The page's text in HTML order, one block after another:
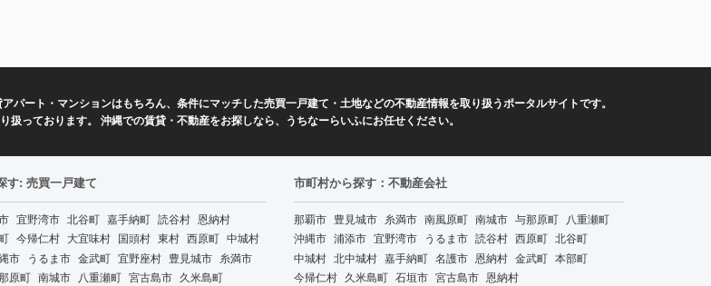
パート・マンションはもちろん、条件にマッチした売買一戸建て・土地などの不動産情報を取り扱うポータルサイトです。
っております。 沖縄での賃貸・不動産をお探しなら、うちなーらいふにお任せください。
す: 売買一戸建て
宜野湾市 北谷町 嘉手納町 読谷村 恩納村
今帰仁村 大宜味村 国頭村 東村 西原町 中城村
市 うるま市 金武町 宜野座村 豊見城市 糸満市
原町 南城市 八重瀬町 宮古島市 久米島町
市町村から探す：不動産会社
那覇市 豊見城市 糸満市 南風原町 南城市 与那原町 八重瀬町
沖縄市 浦添市 宜野湾市 うるま市 読谷村 西原町 北谷町
中城村 北中城村 嘉手納町 名護市 恩納村 金武町 本部町
今帰仁村 久米島町 石垣市 宮古島市 恩納村